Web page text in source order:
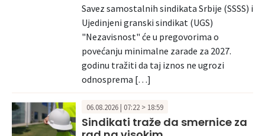
Savez samostalnih sindikata Srbije (SSSS) i
Ujedinjeni granski sindikat (UGS)
"Nezavisnost" će u pregovorima o
povećanju minimalne zarade za 2027.
godinu tražiti da taj iznos ne ugrozi
odnosprema […]
06.08.2026 | 07:22 > 18:59
Sindikati traže da smernice za